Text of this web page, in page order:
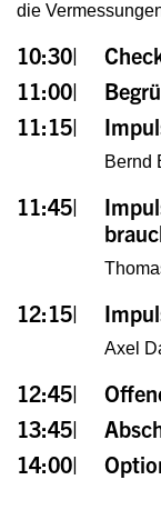
die
10:30|
11:00|
11:15|
Bernd
11:45|
12:15|
Axel
12:45|
13:45|
14:00|